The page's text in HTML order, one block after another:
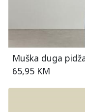
Muška duga
65,95 KM